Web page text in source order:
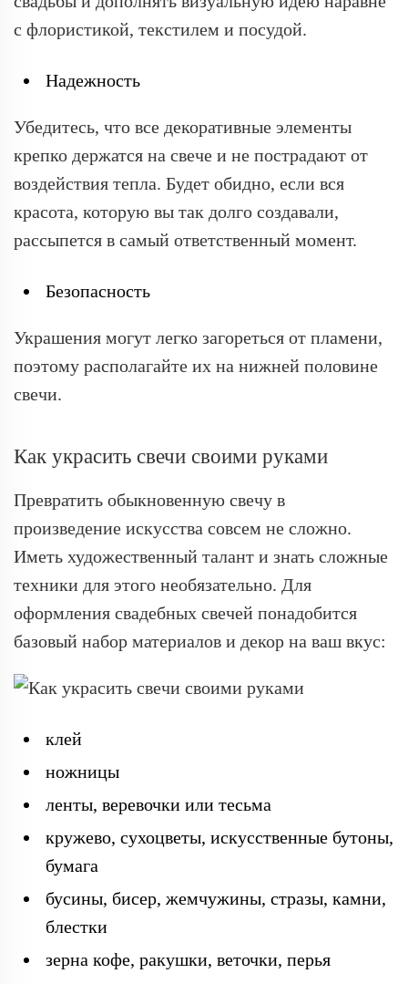
с флористикой, текстилем и посудой.
Надежность
Убедитесь, что все декоративные элементы
крепко держатся на свече и не пострадают от
воздействия тепла. Будет обидно, если вся
красота, которую вы так долго создавали,
рассыпется в самый ответственный момент.
Безопасность
Украшения могут легко загореться от пламени,
поэтому располагайте их на нижней половине
свечи.
Как украсить свечи своими руками
Превратить обыкновенную свечу в
произведение искусства совсем не сложно.
Иметь художественный талант и знать сложные
техники для этого необязательно. Для
оформления свадебных свечей понадобится
базовый набор материалов и декор на ваш вкус:
клей
ножницы
ленты, веревочки или тесьма
кружево, сухоцветы, искусственные бутоны,
бумага
бусины, бисер, жемчужины, стразы, камни,
блестки
зерна кофе, ракушки, веточки, перья